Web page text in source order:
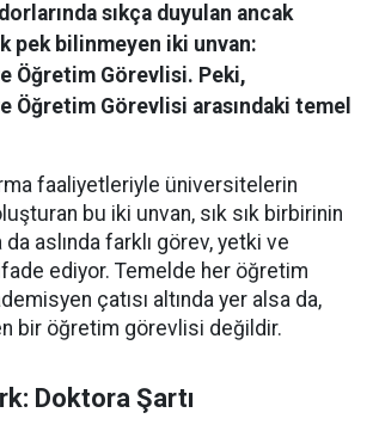
sıkça duyulan ancak
pek bilinmeyen iki unvan:
Öğretim Görevlisi. Peki,
Öğretim Görevlisi arasındaki temel
faaliyetleriyle üniversitelerin
bu iki unvan, sık sık birbirinin
aslında farklı görev, yetki ve
ifade ediyor. Temelde her öğretim
çatısı altında yer alsa da,
bir öğretim görevlisi değildir.
Doktora Şartı